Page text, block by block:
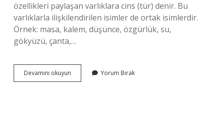
özellikleri paylaşan varlıklara cins (tür) denir. Bu
varlıklarla ilişkilendirilen isimler de ortak isimlerdir.
Örnek: masa, kalem, düşünce, özgürlük, su,
gökyüzü, çanta,…
Devamını okuyun
Cinsten
Yorum Bırak